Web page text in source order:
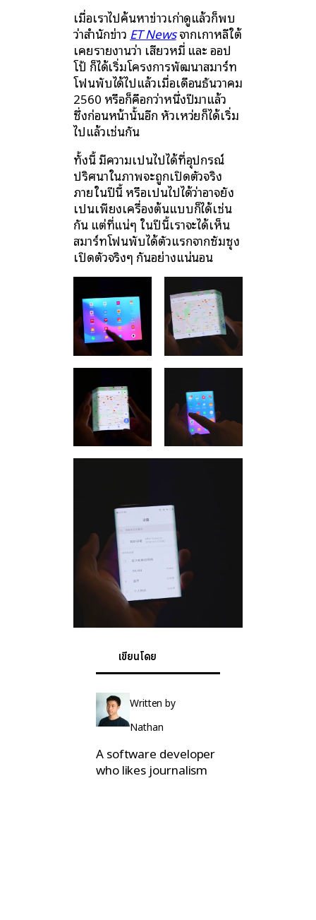
เมื่อเราไปค้นหาข่าวเก่าดูแล้วก็พบ
ว่าสำนักข่าว ET Newsจากเกาหลีใต้
เคยรายงานว่า เสียวหมี่ และ ออป
โป้ ก็ได้เริ่มโครงการพัฒนาสมาร์ท
โฟนพับได้ไปแล้วเมื่อเดือนธันวาคม
2560 หรือก็คือกว่าหนึ่งปีมาแล้ว
ซึ่งก่อนหน้านั้นอีก หัวเหว่ยก็ได้เริ่ม
ไปแล้วเช่นกัน
ทั้งนี้ มีความเป็นไปได้ที่อุปกรณ์
ปริศนาในภาพจะถูกเปิดตัวจริง
ภายในปีนี้ หรือเป็นไปได้ว่าอาจยัง
เป็นเพียงเครื่องต้นแบบก็ได้เช่น
กัน แต่ที่แน่ๆ ในปีนี้เราจะได้เห็น
สมาร์ทโฟนพับได้ตัวแรกจากซัมซุง
เปิดตัวจริงๆ กันอย่างแน่นอน
เขียนโดย
Written by
Nathan
A software developer
who likes journalism